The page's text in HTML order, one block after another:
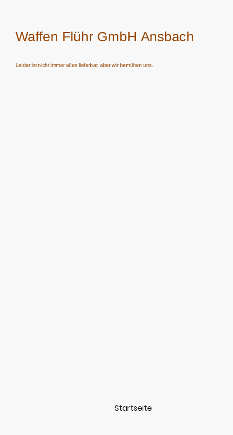
Waffen Flühr GmbH Ansbach
Leider ist nicht immer alles lieferbar, aber wir bemühen uns.
Startseite